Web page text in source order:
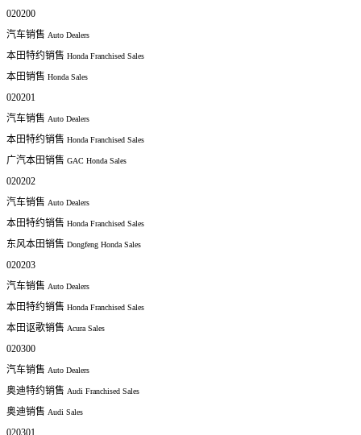
020200
汽车销售 Auto Dealers
本田特约销售 Honda Franchised Sales
本田销售 Honda Sales
020201
汽车销售 Auto Dealers
本田特约销售 Honda Franchised Sales
广汽本田销售 GAC Honda Sales
020202
汽车销售 Auto Dealers
本田特约销售 Honda Franchised Sales
东风本田销售 Dongfeng Honda Sales
020203
汽车销售 Auto Dealers
本田特约销售 Honda Franchised Sales
本田讴歌销售 Acura Sales
020300
汽车销售 Auto Dealers
奥迪特约销售 Audi Franchised Sales
奥迪销售 Audi Sales